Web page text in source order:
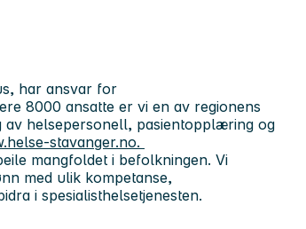
har ansvar for
8000 ansatte er vi en av regionens
av helsepersonell, pasientopplæring og
stavanger.no.
mangfoldet i befolkningen. Vi
med ulik kompetanse,
i spesialisthelsetjenesten.